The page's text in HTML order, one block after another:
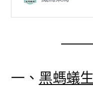
一、 黑螞蟻